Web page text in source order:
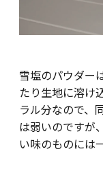
雪塩のパウダー
たり生地に溶け
ラル分なので、
は弱いのですが
い味のものには